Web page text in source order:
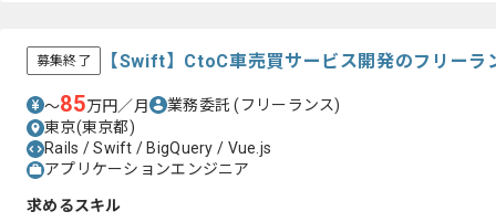
募集終了 【Swift】CtoC車売買サービス開発のフリーラ
〜85万円／月 業務委託(フリーランス)
東京(東京都)
Rails / Swift / BigQuery / Vue.js
アプリケーションエンジニア
求めるスキル